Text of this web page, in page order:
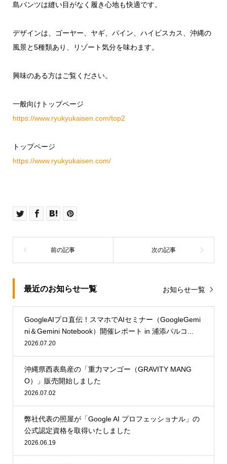
島パンツは縫い目がなく履き心地も快適です。
デザインは、ゴーヤー、ヤギ、パイン、ハイビスカス、沖縄の
風景と5種類あり、リゾート気分を味わます。
興味のある方はご覧ください。
一般向けトップページ
https://www.ryukyukaisen.com/top2
トップページ
https://www.ryukyukaisen.com/
最近のお知らせ一覧 お知らせ一覧
GoogleAIプロ直伝！スマホでAIセミナー（GoogleGemi
ni＆Gemini Notebook）開催レポート in 浦添パルコ...
2026.07.20
沖縄県西表島産の「重力マンゴー（GRAVITY MANG
O）」販売開始しました
2026.07.02
弊社代表の照屋が「Google AI プロフェッショナル」の
公式認定資格を取得いたしました
2026.06.19